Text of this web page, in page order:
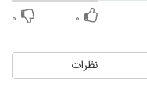
۰ ۰
نظرات